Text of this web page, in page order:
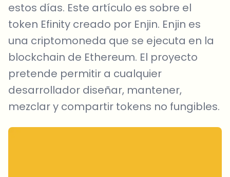
estos días. Este artículo es sobre el
token Efinity creado por Enjin. Enjin es
una criptomoneda que se ejecuta en la
blockchain de Ethereum. El proyecto
pretende permitir a cualquier
desarrollador diseñar, mantener,
mezclar y compartir tokens no fungibles.